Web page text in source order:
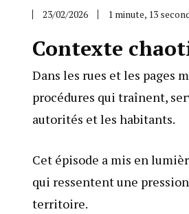
23/02/2026 1 minute, 13
Contexte
Dans les rues et les pages
procédures qui traînent,
autorités et les habitants.
Cet épisode a mis en
qui ressentent une
territoire.